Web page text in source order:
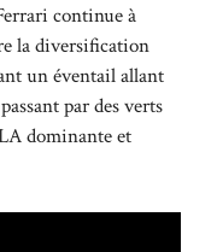
continue à
la diversification
un éventail allant
par des verts
dominante et